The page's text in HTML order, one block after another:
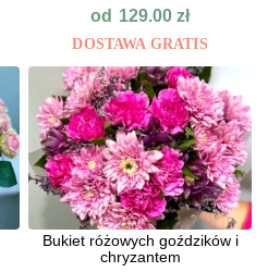
od 129.00zł
DOSTAWA GRATIS
Bukiet różowych goździków i
chryzantem